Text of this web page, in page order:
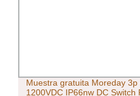
Muestra gratuita Moreday 3p
1200VDC IP66nw DC Switch